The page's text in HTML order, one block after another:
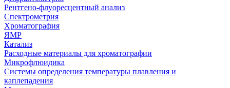
Рентгено-флуоресцентный анализ
Спектрометрия
Хроматография
ЯМР
Катализ
Расходные материалы для хроматографии
Микрофлюидика
Системы определения температуры плавления и
каплепадения